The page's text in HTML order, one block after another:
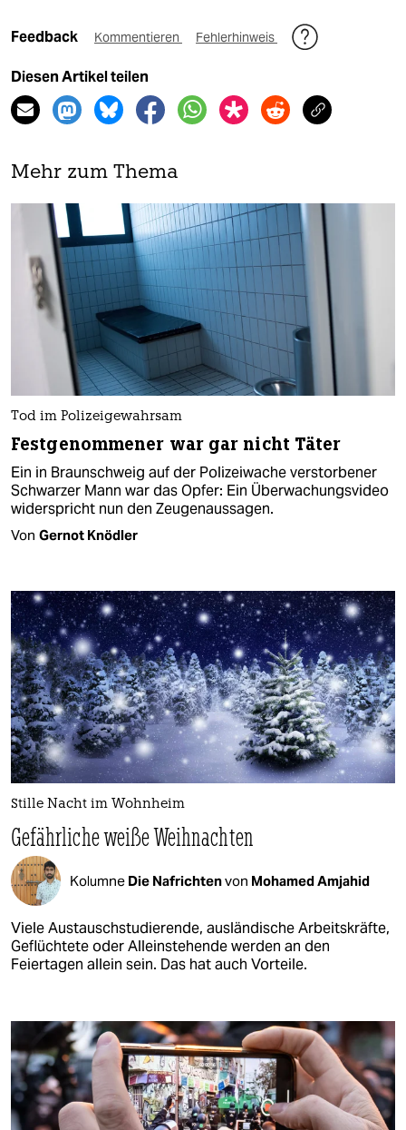
Feedback Kommentieren Fehlerhinweis
Diesen Artikel teilen
Mehr zum Thema
Tod im Polizeigewahrsam
Festgenommener war gar nicht Täter
Ein in Braunschweig auf der Polizeiwache verstorbener
Schwarzer Mann war das Opfer: Ein Überwachungsvideo
widerspricht nun den Zeugenaussagen.
Von Gernot Knödler
Stille Nacht im Wohnheim
Gefährliche weiße Weihnachten
Kolumne Die Nafrichtenvon Mohamed Amjahid
Viele Austauschstudierende, ausländische Arbeitskräfte,
Geflüchtete oder Alleinstehende werden an den
Feiertagen allein sein. Das hat auch Vorteile.